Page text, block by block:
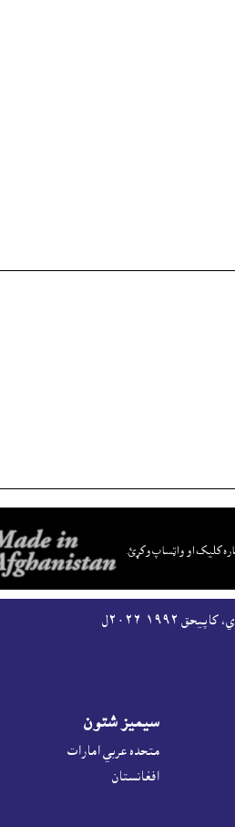
کليک او واټساپ وکړئ.
١٩٩٢-٢٠٢٦ل
سيميز شتون
متحده عربي امارات
افغانستان